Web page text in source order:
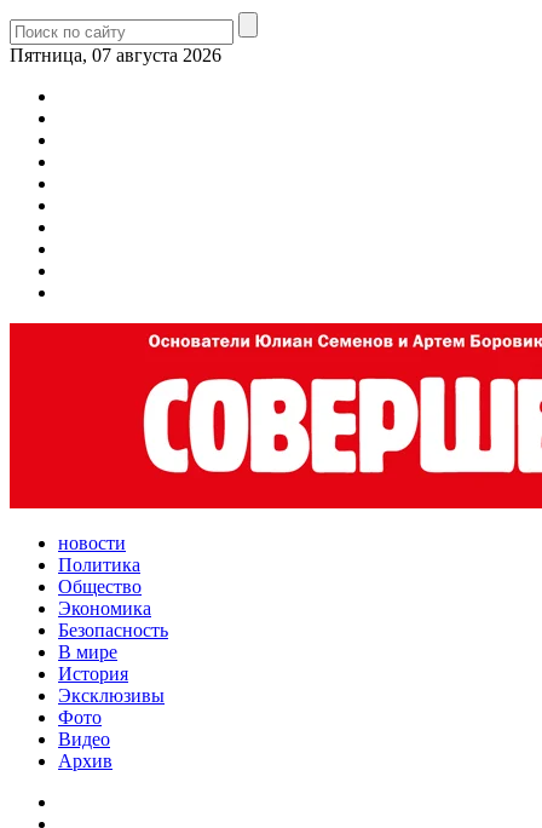
Пятница, 07 августа 2026
новости
Политика
Общество
Экономика
Безопасность
В мире
История
Эксклюзивы
Фото
Видео
Архив